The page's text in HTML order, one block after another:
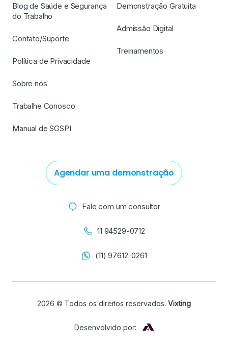
Blog de Saúde e Segurança
do Trabalho
Contato/Suporte
Política de Privacidade
Sobre nós
Trabalhe Conosco
Manual de SGSPI
Demonstração Gratuita
Admissão Digital
Treinamentos
Agendar uma demonstração
Fale com um consultor
11 94529-0712
(11) 97612-0261
2026 © Todos os direitos reservados. Vixting
Desenvolvido por: